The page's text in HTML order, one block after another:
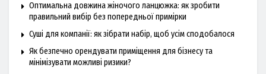
Оптимальна довжина жіночого ланцюжка: як зробити
правильний вибір без попередньої примірки
Суші для компанії: як зібрати набір, щоб усім сподобалося
Як безпечно орендувати приміщення для бізнесу та
мінімізувати можливі ризики?